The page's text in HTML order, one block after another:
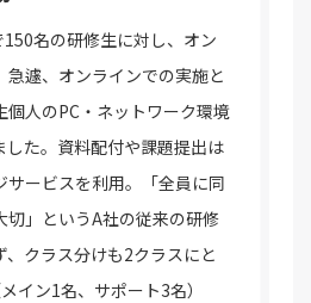
名の研修生に対し、オン
急遽、オンラインでの実施と
個人のPC・ネットワーク環境
した。資料配付や課題提出は
サービスを利用。「全員に同
切」というA社の従来の研修
、クラス分けも2クラスにと
イン1名、サポート3名）